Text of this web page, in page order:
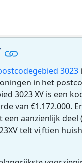
3023
in het
3023 XV is een
van €1.172.000.
aanzienlijk deel
telt vijftien